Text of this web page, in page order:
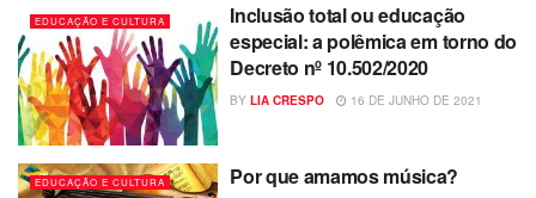
EDUCAÇÃO E CULTURA
Inclusão total ou educação
especial: a polêmica em torno do
Decreto nº 10.502/2020
BY LIA CRESPO 16 DE JUNHO DE 2021
EDUCAÇÃO E CULTURA Por que amamos música?